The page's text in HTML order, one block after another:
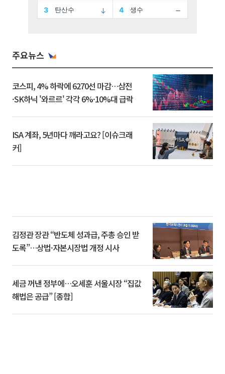
주요뉴스
코스피, 4% 하락에 6270선 마감…삼전
·SK하닉 '와르르' 각각 6%·10%대 급락
ISA 계좌, 5년마다 깨라고요? [이슈크래
커]
김정관 장관 “반도체 성과급, 주총 승인 받
도록”…상법·자본시장법 개정 시사
세금 꺼낸 정부에…오세훈 서울시장 “집값
해법은 공급” [종합]